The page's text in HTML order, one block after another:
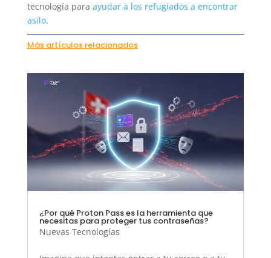
tecnología para ayudar a los refugiados a encontrar
asilo.
Más artículos relacionados
¿Por qué Proton Pass es la herramienta que
necesitas para proteger tus contraseñas?
Nuevas Tecnologías